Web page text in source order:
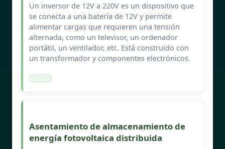
Un inversor de 12V a 220V es un dispositivo que
se conecta a una batería de 12V y permite
alimentar cargas que requieren una tensión
alternada, como un televisor, un ordenador
portátil, un ventilador, etc. Está construido con
un transformador y componentes electrónicos.
Asentamiento de almacenamiento de
energía fotovoltaica distribuida